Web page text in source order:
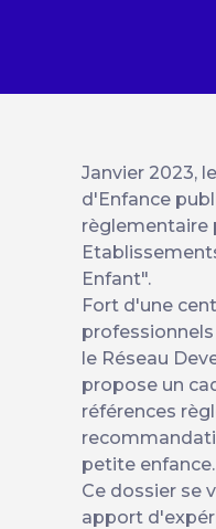
Janvier 2023,
d'Enfance
règlementaire
Enfant".
Fort d'une
le Réseau
propose un
références
petite enfance.
Ce dossier se
apport